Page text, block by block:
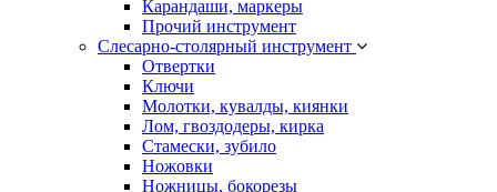
Карандаши, маркеры
Прочий инструмент
Слесарно-столярный инструмент
Отвертки
Ключи
Молотки, кувалды, киянки
Лом, гвоздодеры, кирка
Стамески, зубило
Ножовки
Ножницы, бокорезы